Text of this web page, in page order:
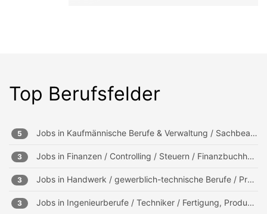
Top Berufsfelder
5 Jobs in Kaufmännische Berufe & Verwaltung / Sachbearbeitung und Verwaltung
3 Jobs in Finanzen / Controlling / Steuern / Finanzbuchhaltung, Mahnwesen
3 Jobs in Handwerk / gewerblich-technische Berufe / Produktion
3 Jobs in Ingenieurberufe / Techniker / Fertigung, Produktion